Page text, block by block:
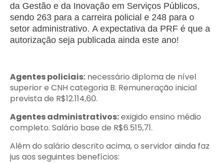
da Gestão e da Inovação em Serviços Públicos,
sendo 263 para a carreira policial e 248 para o
setor administrativo. A expectativa da PRF é que a
autorização seja publicada ainda este ano!
Agentes policiais: necessário diploma de nível
superior e CNH categoria B. Remuneração inicial
prevista de R$12.114,60.
Agentes administrativos:exigido ensino médio
completo. Salário base de R$6.515,71.
Além do salário descrito acima, o servidor ainda faz
jus aos seguintes benefícios: